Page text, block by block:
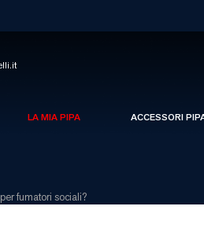
LA MIA PIPA ACCESSORI
fumatori sociali?